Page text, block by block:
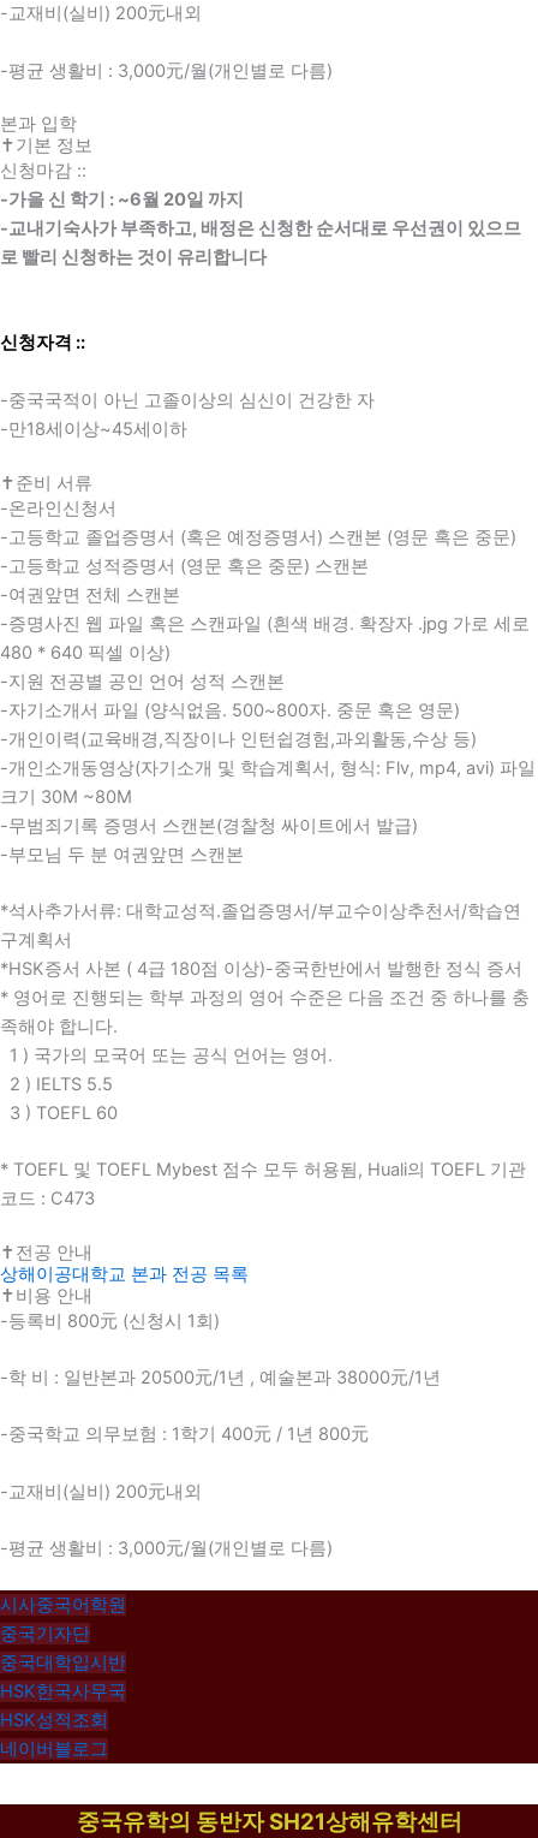
-교재비(실비) 200元내외
-평균 생활비 : 3,000元/월(개인별로 다름)
본과 입학
✝기본 정보
신청마감 ::
-가을 신 학기 : ~6월 20일 까지
-교내기숙사가 부족하고, 배정은 신청한 순서대로 우선권이 있으므
로 빨리 신청하는 것이 유리합니다
신청자격 ::
-중국국적이 아닌 고졸이상의 심신이 건강한 자
-만18세이상~45세이하
✝준비 서류
-온라인신청서
-고등학교 졸업증명서 (혹은 예정증명서) 스캔본 (영문 혹은 중문)
-고등학교 성적증명서 (영문 혹은 중문) 스캔본
-여권앞면 전체 스캔본
-증명사진 웹 파일 혹은 스캔파일 (흰색 배경. 확장자 .jpg 가로 세로
480 * 640 픽셀 이상)
-지원 전공별 공인 언어 성적 스캔본
-자기소개서 파일 (양식없음. 500~800자. 중문 혹은 영문)
-개인이력(교육배경,직장이나 인턴쉽경험,과외활동,수상 등)
-개인소개동영상(자기소개 및 학습계획서, 형식: Flv, mp4, avi) 파일
크기 30M ~80M
-무범죄기록 증명서 스캔본(경찰청 싸이트에서 발급)
-부모님 두 분 여권앞면 스캔본
*석사추가서류: 대학교성적.졸업증명서/부교수이상추천서/학습연
구계획서
*HSK증서 사본 ( 4급 180점 이상)-중국한반에서 발행한 정식 증서
* 영어로 진행되는 학부 과정의 영어 수준은 다음 조건 중 하나를 충
족해야 합니다.
1 ) 국가의 모국어 또는 공식 언어는 영어.
2 ) IELTS 5.5
3 ) TOEFL 60
* TOEFL 및 TOEFL Mybest 점수 모두 허용됨, Huali의 TOEFL 기관
코드 : C473
✝전공 안내
상해이공대학교 본과 전공 목록
✝비용 안내
-등록비 800元 (신청시 1회)
-학 비 : 일반본과 20500元/1년 , 예술본과 38000元/1년
-중국학교 의무보험 : 1학기 400元 / 1년 800元
-교재비(실비) 200元내외
-평균 생활비 : 3,000元/월(개인별로 다름)
시사중국어학원
중국기자단
중국대학입시반
HSK한국사무국
HSK성적조회
네이버블로그
중국유학의 동반자 SH21상해유학센터